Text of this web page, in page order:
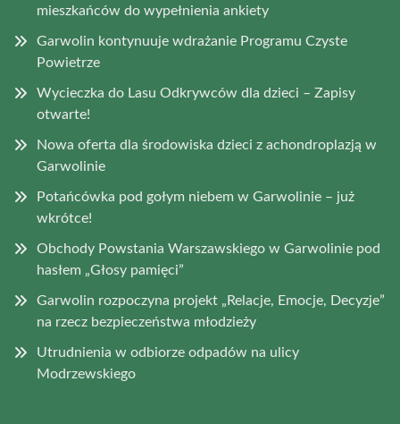
mieszkańców do wypełnienia ankiety
Garwolin kontynuuje wdrażanie Programu Czyste
Powietrze
Wycieczka do Lasu Odkrywców dla dzieci – Zapisy
otwarte!
Nowa oferta dla środowiska dzieci z achondroplazją w
Garwolinie
Potańcówka pod gołym niebem w Garwolinie – już
wkrótce!
Obchody Powstania Warszawskiego w Garwolinie pod
hasłem „Głosy pamięci”
Garwolin rozpoczyna projekt „Relacje, Emocje, Decyzje”
na rzecz bezpieczeństwa młodzieży
Utrudnienia w odbiorze odpadów na ulicy
Modrzewskiego